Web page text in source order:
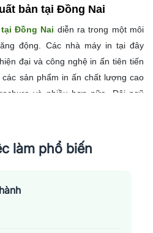
bản tại Đồng Nai
Đồng Nai diễn ra trong một môi
động. Các nhà máy in tại đây
đại và công nghệ in ấn tiên tiến
sản phẩm in ấn chất lượng cao
và nhiều hơn nữa. Đội ngũ
một cách chính xác nhất trên từng
ngặt trước khi chính thức ra
sự tôn trọng và trách nhiệm của
làm phổ biến